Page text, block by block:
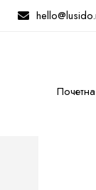
Почетна